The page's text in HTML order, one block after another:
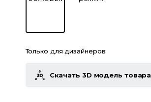
Только для дизайнеров:
Скачать 3D модель товара